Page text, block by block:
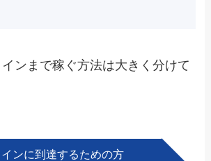
ンまで稼ぐ方法は大きく分けて
ンに到達するための方